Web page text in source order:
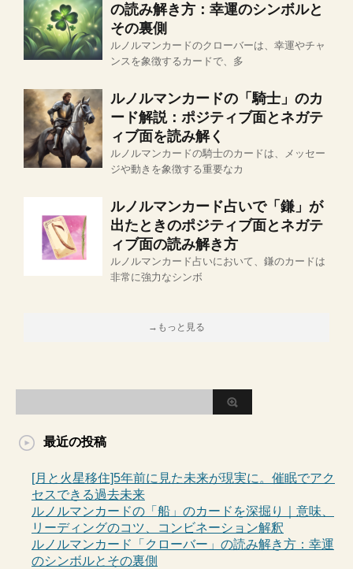
の読み解き方：幸運のシンボルと
その裏側
ルノルマンカードのクローバーは、幸運やチャ
ンスを象徴するカードで、多
ルノルマンカードの「騎士」のカ
ード解説：ポジティブ面とネガテ
ィブ面を読み解く
ルノルマンカードの騎士のカードは、メッセー
ジや動きを象徴する重要なカ
ルノルマンカード占いで「鎌」が
出たときのポジティブ面とネガテ
ィブ面の読み解き方
ルノルマンカード占いにおいて、鎌のカードは
非常に強力なシンボ
→もっと見る
最近の投稿
[月と火星移住]5年前に見た未来が現実に。催眠でアク
セスできる過去未来
ルノルマンカードの「船」のカードを深掘り｜意味、
リーディングのコツ、コンビネーション解釈
ルノルマンカード「クローバー」の読み解き方：幸運
のシンボルとその裏側